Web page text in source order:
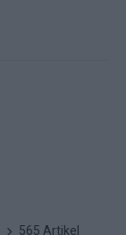
565 Artikel